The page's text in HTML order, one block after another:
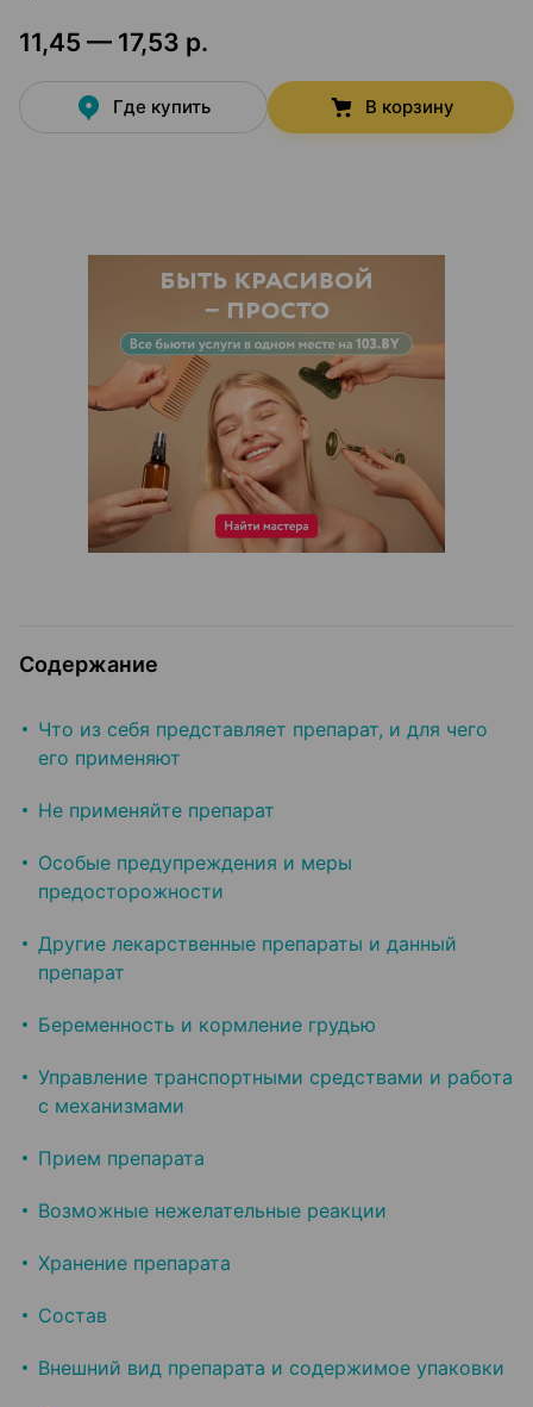
11,45 — 17,53 р.
Где купить В корзину
Содержание
Что из себя представляет препарат, и для чего
его применяют
Не применяйте препарат
Особые предупреждения и меры
предосторожности
Другие лекарственные препараты и данный
препарат
Беременность и кормление грудью
Управление транспортными средствами и работа
с механизмами
Прием препарата
Возможные нежелательные реакции
Хранение препарата
Состав
Внешний вид препарата и содержимое упаковки